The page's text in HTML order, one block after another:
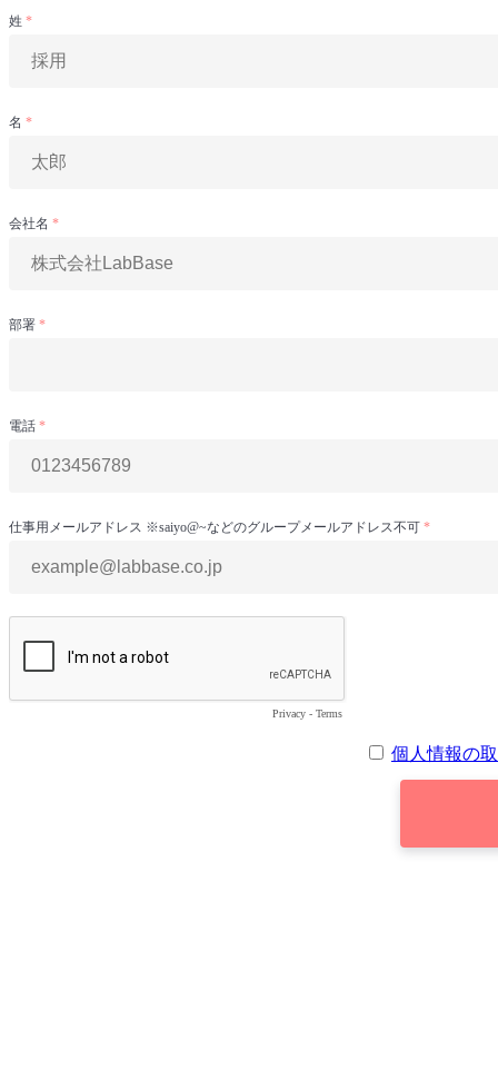
姓
名
会社名
部署
電話
仕事用メールアドレス ※saiyo@~などのグループメールアドレス不可
Privacy - Terms
個人情報の